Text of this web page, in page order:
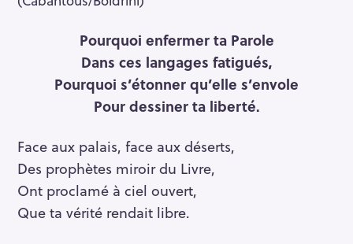
Pourquoi enfermer ta Parole
Dans ces langages fatigués,
Pourquoi s’étonner qu’elle s’envole
Pour dessiner ta liberté.
Face aux palais, face aux déserts,
Des prophètes miroir du Livre,
Ont proclamé à ciel ouvert,
Que ta vérité rendait libre.